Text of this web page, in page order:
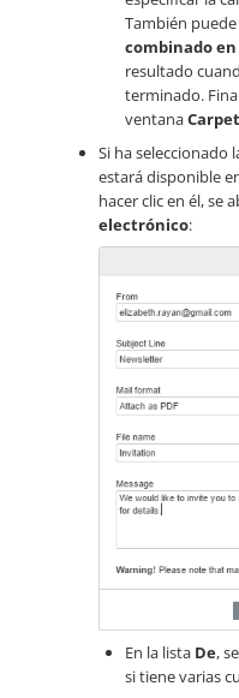
También
combinado
resultado
terminado.
ventana
Si ha seleccionado
estará disponible
hacer clic en él, se
electrónico:
En la lista De,
si tiene varias